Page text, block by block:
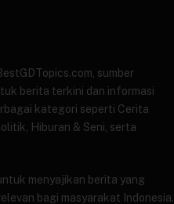
sumber
berita terkini dan informasi
kategori seperti Cerita
Hiburan & Seni, serta
menyajikan berita yang
bagi masyarakat Indonesia.